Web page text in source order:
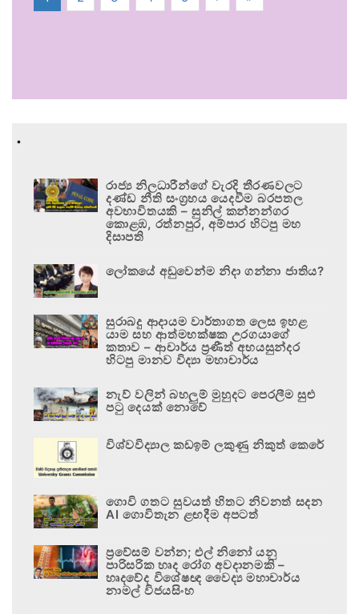
.
රාජ්‍ය නිලධාරීන්ගේ වැරදි තීරණවලට
දණ්ඩ නීති සංග්‍රහය යෙදවීම බරපතල
අවභාවිතයකි – සුනිල් කන්නන්ගර
කොළඹ, රත්නපුර, අම්පාර හිටපු මහ
දිසාපති
ලෝකයේ අඩුවෙන්ම නිදා ගන්නා ජාතිය?
සුරාබදු ආදායම වාර්තාගත ලෙස ඉහළ
යාම සහ ආත්මභක්ෂක උරගයාගේ
කතාව – ආචාර්ය ප්‍රණීත් අභයසුන්දර
හිටපු මානව විද්‍යා මහාචාර්ය
නැව් වලින් බහලුම් මුහුදට පෙරලීම සුළු
පටු දෙයක් නොවේ
විශ්වවිද්‍යාල කඩඉම් ලකුණු නිකුත් කෙරේ
ගොවි ගතට සුවයත් හිතට නිවනත් සදන
AI ගොවිතැන ළඟදීම අපටත්
ප්‍රවේසම් වන්න; එල් නිනෝ යනු
පාරිසරික හෘද රෝග අවදානමකි –
හෘදවේද විශේෂඥ වෛද්‍ය මහාචාර්ය
නාමල් විජයසිංහ